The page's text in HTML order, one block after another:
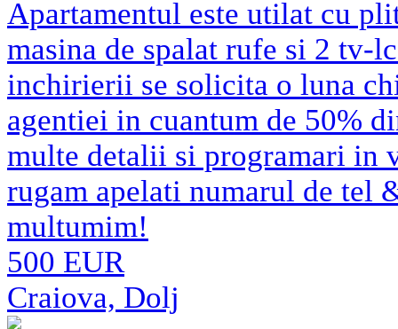
Apartamentul este utilat cu
masina de spalat rufe si 2 tv-
inchirierii se solicita o luna
agentiei in cuantum de 50%
multe detalii si programari in
rugam apelati numarul de tel
multumim!
500 EUR
Craiova, Dolj